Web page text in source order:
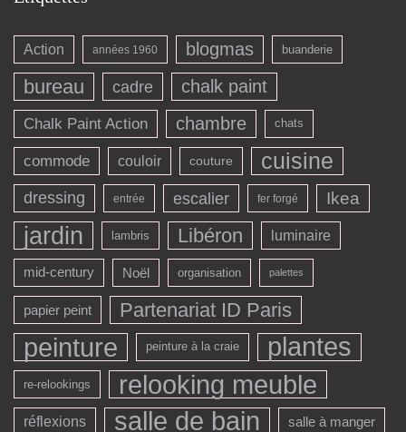
Action années 1960 blogmas buanderie
bureau cadre chalk paint
Chalk Paint Action chambre chats
commode couloir couture cuisine
dressing entrée escalier fer forgé Ikea
jardin lambris Libéron luminaire
mid-century Noël organisation palettes
papier peint Partenariat ID Paris
peinture peinture à la craie plantes
re-relookings relooking meuble
réflexions salle de bain salle à manger